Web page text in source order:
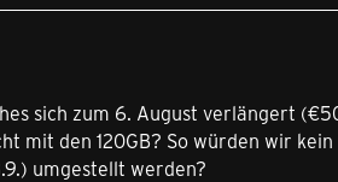
sich zum 6. August verlängert
mit den 120GB? So würden wir
umgestellt werden?